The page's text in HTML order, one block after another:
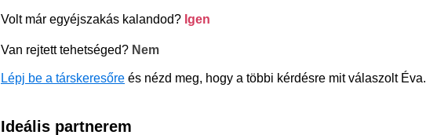
Volt már egyéjszakás kalandod? Igen
Van rejtett tehetséged? Nem
Lépj be a társkeresőre és nézd meg, hogy a többi kérdésre mit válaszolt Éva.
Ideális partnerem